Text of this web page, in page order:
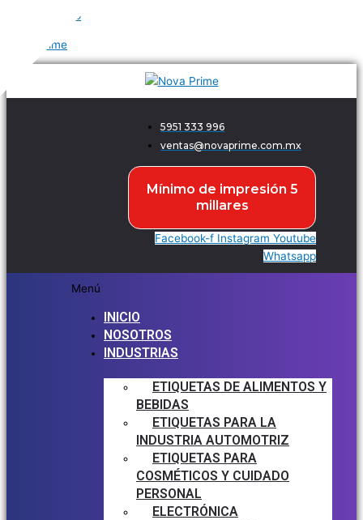
Ir al contenido
Nova Prime
5951 333 996
ventas@novaprime.com.mx
Mínimo de impresión 5
millares
Facebook-f Instagram Youtube
Whatsapp
Menú
INICIO
NOSOTROS
INDUSTRIAS
ETIQUETAS DE ALIMENTOS Y
BEBIDAS
ETIQUETAS PARA LA
INDUSTRIA AUTOMOTRIZ
ETIQUETAS PARA
COSMÉTICOS Y CUIDADO
PERSONAL
ELECTRÓNICA